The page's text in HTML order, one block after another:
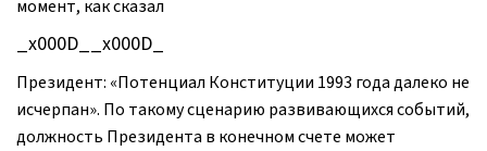
момент, как сказал
_x000D__x000D_
Президент: «Потенциал Конституции 1993 года далеко не
исчерпан». По такому сценарию развивающихся событий,
должность Президента в конечном счете может